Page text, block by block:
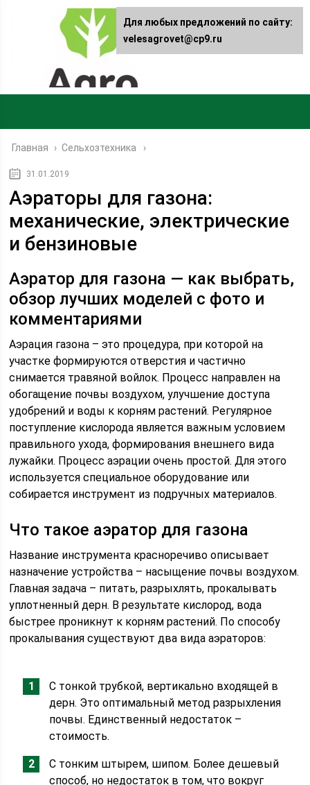
Главная › Сельхозтехника
31.01.2019
Аэраторы для газона:
механические, электрические
и бензиновые
Аэратор для газона — как выбрать,
обзор лучших моделей с фото и
комментариями
Аэрация газона – это процедура, при которой на
участке формируются отверстия и частично
снимается травяной войлок. Процесс направлен на
обогащение почвы воздухом, улучшение доступа
удобрений и воды к корням растений. Регулярное
поступление кислорода является важным условием
правильного ухода, формирования внешнего вида
лужайки. Процесс аэрации очень простой. Для этого
используется специальное оборудование или
собирается инструмент из подручных материалов.
Что такое аэратор для газона
Название инструмента красноречиво описывает
назначение устройства – насыщение почвы воздухом.
Главная задача – питать, разрыхлять, прокалывать
уплотненный дерн. В результате кислород, вода
быстрее проникнут к корням растений. По способу
прокалывания существуют два вида аэраторов:
С тонкой трубкой, вертикально входящей в
дерн. Это оптимальный метод разрыхления
почвы. Единственный недостаток –
стоимость.
С тонким штырем, шипом. Более дешевый
способ, но недостаток в том, что вокруг
Для любых предложений по сайту:
velesagrovet@cp9.ru